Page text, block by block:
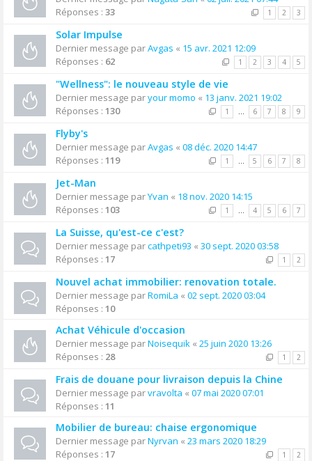
Réponses : 33 1 2 3
Solar Impulse
Dernier message parAvgas « 15 avr. 2021 12:09
Réponses : 62 1 2 3 4 5
"Wellness": le nouveau style de vie
Dernier message paryour momo « 13 janv. 2021 19:02
Réponses : 130 1 … 6 7 8 9
Flyby's
Dernier message parAvgas « 08 déc. 2020 14:47
Réponses : 119 1 … 5 6 7 8
Jet-Man
Dernier message parYvan « 18 nov. 2020 14:15
Réponses : 103 1 … 4 5 6 7
La Suisse, qu'est-ce c'est?
Dernier message parcathpeti93 « 30 sept. 2020 03:58
Réponses : 17 1 2
Nouvel achat immobilier: renovation totale.
Dernier message parRomiLa « 02 sept. 2020 03:04
Réponses : 10
Achat Véhicule d'occasion
Dernier message parNoisequik « 25 juin 2020 13:26
Réponses : 28 1 2
Frais de douane pour livraison depuis la Chine
Dernier message parvravolta « 07 mai 2020 07:01
Réponses : 11
Mobilier de bureau: chaise ergonomique
Dernier message parNyrvan « 23 mars 2020 18:29
Réponses : 17 1 2